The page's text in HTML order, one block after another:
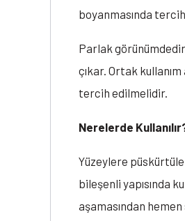
boyanmasında
Parlak görünümdedir
çıkar. Ortak
tercih edilmelidir.
Nerelerde
Yüzeylere
bileşenli yapısında
aşamasından hemen